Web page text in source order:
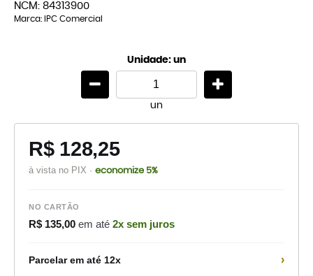
NCM: 84313900
Marca: IPC Comercial
Unidade: un
un
R$ 128,25
à vista no PIX · economize 5%
NO CARTÃO
R$ 135,00 em até 2x sem juros
Parcelar em até 12x ›